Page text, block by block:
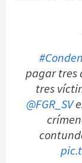
pagar tres
tres
@FGR_SV